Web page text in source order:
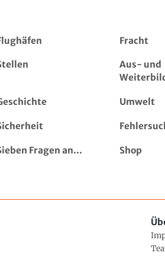
Fracht
Aus- und
Umwelt
Fragen an... Shop